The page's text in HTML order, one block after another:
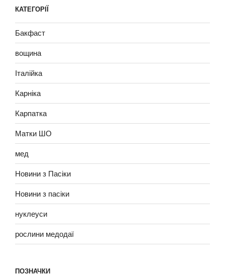
КАТЕГОРІЇ
Бакфаст
вощина
Італійка
Карніка
Карпатка
Матки ШО
мед
Новини з Пасіки
Новини з пасіки
нуклеуси
рослини медодаї
ПОЗНАЧКИ